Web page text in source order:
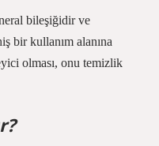
bileşiğidir ve
bir kullanım alanına
olması, onu temizlik